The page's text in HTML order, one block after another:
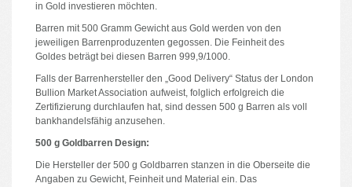
in Gold investieren möchten.
Barren mit 500 Gramm Gewicht aus Gold werden von den
jeweiligen Barrenproduzenten gegossen. Die Feinheit des
Goldes beträgt bei diesen Barren 999,9/1000.
Falls der Barrenhersteller den „Good Delivery“ Status der London
Bullion Market Association aufweist, folglich erfolgreich die
Zertifizierung durchlaufen hat, sind dessen 500 g Barren als voll
bankhandelsfähig anzusehen.
500 g Goldbarren Design:
Die Hersteller der 500 g Goldbarren stanzen in die Oberseite die
Angaben zu Gewicht, Feinheit und Material ein. Das